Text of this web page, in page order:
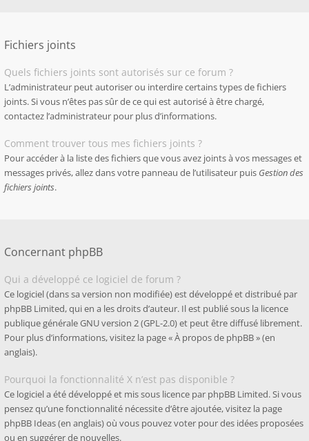
Fichiers joints
Quels fichiers joints sont autorisés sur ce forum ?
L’administrateur peut autoriser ou interdire certains types de fichiers
joints. Si vous n’êtes pas sûr de ce qui est autorisé à être chargé,
contactez l’administrateur pour plus d’informations.
Comment trouver tous mes fichiers joints ?
Pour accéder à la liste des fichiers que vous avez joints à vos messages et
messages privés, allez dans votre panneau de l’utilisateur puis Gestion des
fichiers joints.
Concernant phpBB
Qui a développé ce logiciel de forum ?
Ce logiciel (dans sa version non modifiée) est développé et distribué par
phpBB Limited, qui en a les droits d’auteur. Il est publié sous la licence
publique générale GNU version 2 (GPL-2.0) et peut être diffusé librement.
Pour plus d’informations, visitez la page «À propos de phpBB» (en
anglais).
Pourquoi la fonctionnalité X n’est pas disponible ?
Ce logiciel a été développé et mis sous licence par phpBB Limited. Si vous
pensez qu’une fonctionnalité nécessite d’être ajoutée, visitez la page
phpBB Ideas(en anglais) où vous pouvez voter pour des idées proposées
ou en suggérer de nouvelles.